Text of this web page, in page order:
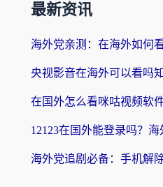
最新资讯